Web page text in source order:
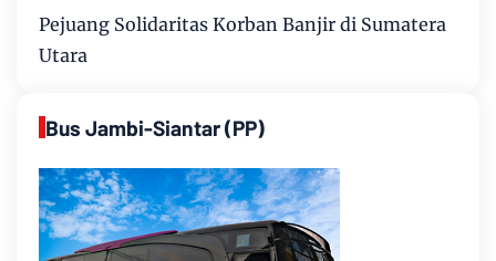
Pejuang Solidaritas Korban Banjir di Sumatera
Utara
Bus Jambi-Siantar (PP)